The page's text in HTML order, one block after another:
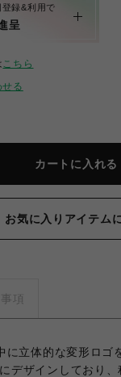
録&利用で
呈
こちら
せる
カートに入れる
お気に入りアイテム
項
に立体的な変形ロゴ
デザインしており